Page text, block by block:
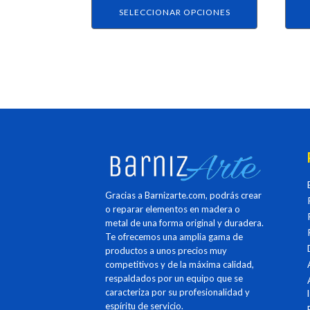
SELECCIONAR OPCIONES
producto
Gracias a Barnizarte.com, podrás crear
o reparar elementos en madera o
metal de una forma original y duradera.
Te ofrecemos una amplia gama de
productos a unos precios muy
competitivos y de la máxima calidad,
respaldados por un equipo que se
caracteriza por su profesionalidad y
espíritu de servicio.